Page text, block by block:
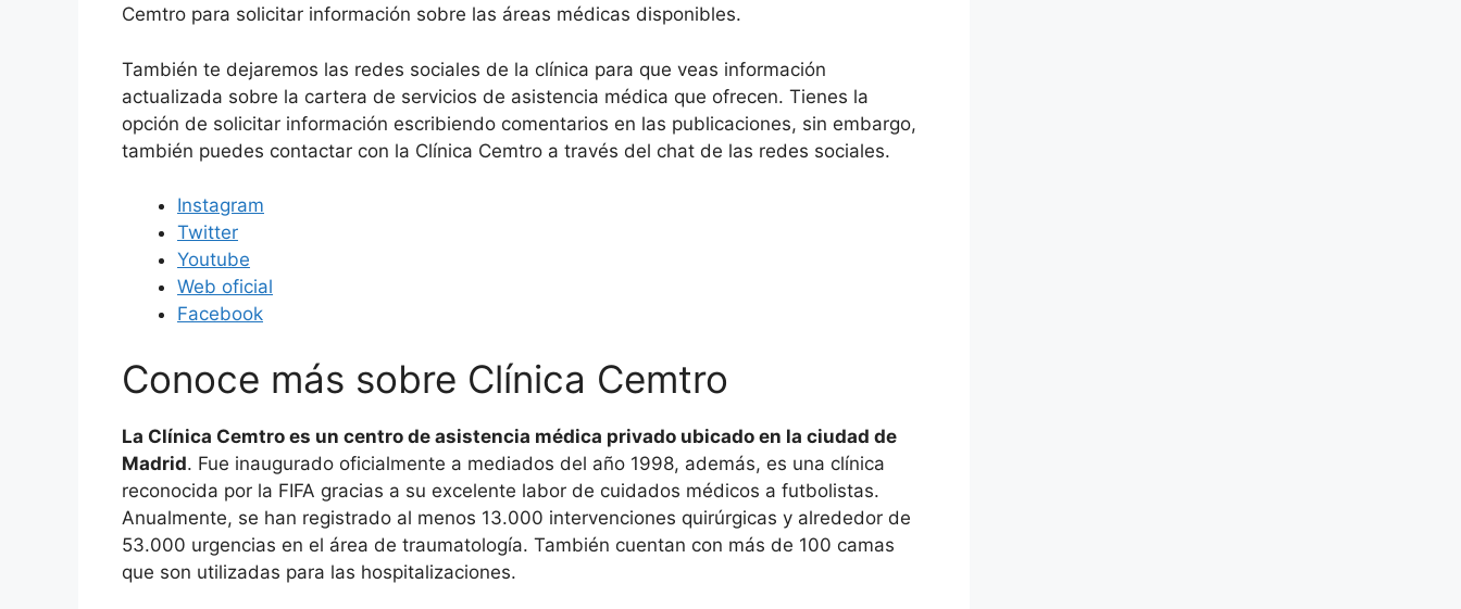
Cemtro para solicitar información sobre las áreas médicas disponibles.
También te dejaremos las redes sociales de la clínica para que veas información
actualizada sobre la cartera de servicios de asistencia médica que ofrecen. Tienes la
opción de solicitar información escribiendo comentarios en las publicaciones, sin embargo,
también puedes contactar con la Clínica Cemtro a través del chat de las redes sociales.
Instagram
Twitter
Youtube
Web oficial
Facebook
Conoce más sobre Clínica Cemtro
La Clínica Cemtro es un centro de asistencia médica privado ubicado en la ciudad de
Madrid. Fue inaugurado oficialmente a mediados del año 1998, además, es una clínica
reconocida por la FIFA gracias a su excelente labor de cuidados médicos a futbolistas.
Anualmente, se han registrado al menos 13.000 intervenciones quirúrgicas y alrededor de
53.000 urgencias en el área de traumatología. También cuentan con más de 100 camas
que son utilizadas para las hospitalizaciones.